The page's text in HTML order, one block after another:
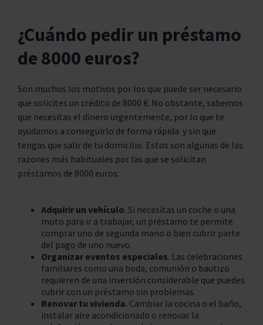
¿Cuándo pedir un préstamo
de 8000 euros?
Son muchos los motivos por los que puede ser necesario
que solicites un crédito de 8000 €. No obstante, sabemos
que necesitas el dinero urgentemente, por lo que te
ayudamos a conseguirlo de forma rápida y sin que
tengas que salir de tu domicilio. Estos son algunas de las
razones más habituales por las que se solicitan
préstamos de 8000 euros:
Adquirir un vehículo. Si necesitas un coche o una
moto para ir a trabajar, un préstamo te permite
comprar uno de segunda mano o bien cubrir parte
del pago de uno nuevo.
Organizar eventos especiales. Las celebraciones
familiares como una boda, comunión o bautizo
requieren de una inversión considerable que puedes
cubrir con un préstamo sin problemas.
Renovar tu vivienda. Cambiar la cocina o el baño,
instalar aire acondicionado o renovar la